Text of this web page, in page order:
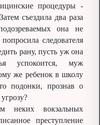
процедуры -
съездила два раза
она не
следователя
рану, пусть уж она
успокоится, муж
же ребенок в школу
подонки, прознав о
неких вокзальных
преступление